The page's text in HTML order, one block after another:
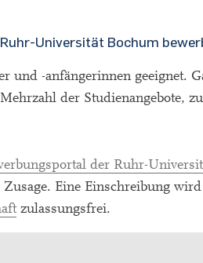
Universität Bochum
und -anfängerinnen geeignet.
der Studienangebote,
der Ruhr-
Eine Einschreibung
zulassungsfrei.